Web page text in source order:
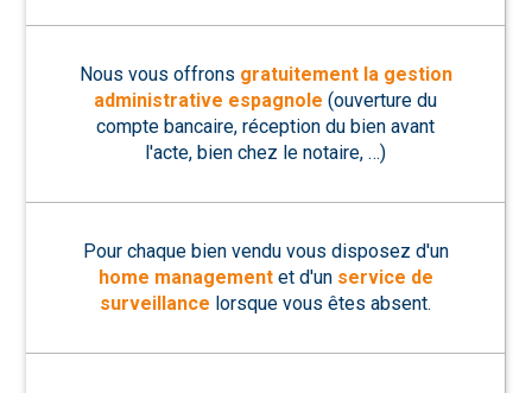
Nous vous offrons gratuitement la gestion
administrative espagnole (ouverture du
compte bancaire, réception du bien avant
l'acte, bien chez le notaire, …)
Pour chaque bien vendu vous disposez d'un
home managementet d'un service de
surveillance lorsque vous êtes absent.